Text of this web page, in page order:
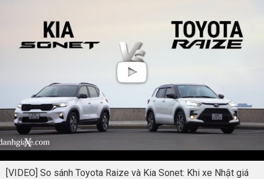
[VIDEO] So sánh Toyota Raize và Kia Sonet: Khi xe Nhật giá